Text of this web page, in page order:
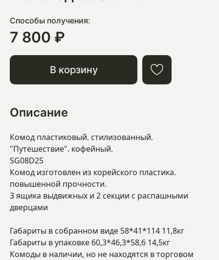
Способы получения:
7 800 ₽
В корзину
Описание
Комод пластиковый. стилизованный.
"Путешествие". кофейный.
SG08D25
Комод изготовлен из корейского пластика.
повышенной прочности.
3 ящика выдвижных и 2 секции с распашными
дверцами
Габариты в собранном виде 58*41*114 11,8кг
Габариты в упаковке 60,3*46,3*58,6 14,5кг
Комоды в наличии, но не находятся в торговом